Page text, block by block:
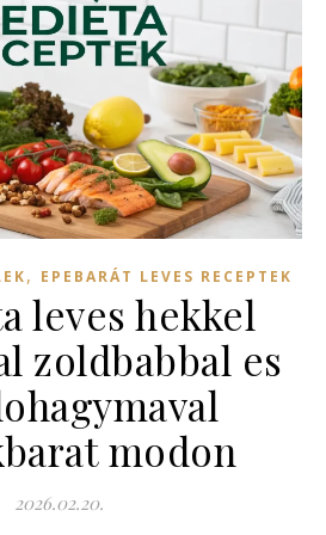
, EPEBARÁT LEVES RECEPTEK
leves hekkel
zoldbabbal es
modon
2026.02.20.